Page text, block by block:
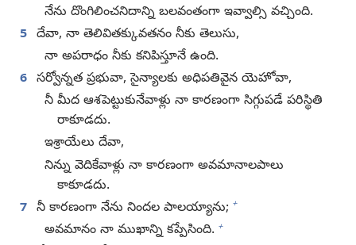
నేను దొంగిలించనిదాన్ని బలవంతంగా ఇవ్వాల్సి వచ్చింది.
5 దేవా, నా తెలివితక్కువతనం నీకు తెలుసు,
నా అపరాధం నీకు కనిపిస్తూనే ఉంది.
6 సర్వోన్నత ప్రభువా, సైన్యాలకు అధిపతివైన యెహోవా,
నీ మీద ఆశపెట్టుకునేవాళ్లు నా కారణంగా సిగ్గుపడే పరిస్థితి
రాకూడదు.
ఇశ్రాయేలు దేవా,
నిన్ను వెదికేవాళ్లు నా కారణంగా అవమానాలపాలు
కాకూడదు.
7 నీ కారణంగా నేను నిందల పాలయ్యాను; +
అవమానం నా ముఖాన్ని కప్పేసింది. +